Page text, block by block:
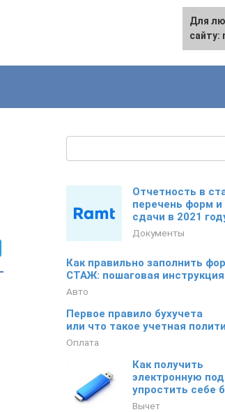
Отчетность в
перечень форм и
сдачи в 2021
Документы
Как правильно заполнить
СТАЖ: пошаговая инструкция
Авто
Первое правило бухучета
или что такое учетная
Оплата
Как получить
электронную
упростить себе
Вычет
Для
сайту: